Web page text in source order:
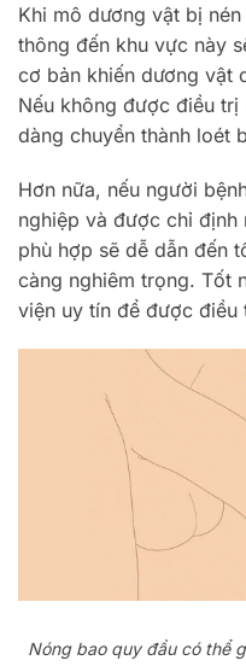
Khi mô dương vật bị
thông đến khu vực này
cơ bản khiến dương vật
Nếu không được điều
dàng chuyển thành loét
Hơn nữa, nếu người
nghiệp và được chỉ định
phù hợp sẽ dễ dẫn đến
càng nghiêm trọng. Tốt
viện uy tín để được điều
Nóng bao quy đầu có thể